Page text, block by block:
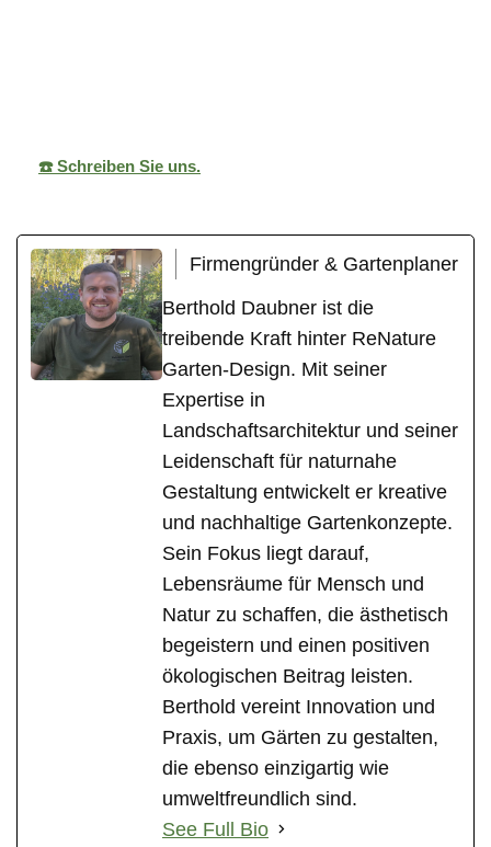
☎️ Schreiben Sie uns.
Firmengründer & Gartenplaner
Berthold Daubner ist die
treibende Kraft hinter ReNature
Garten-Design. Mit seiner
Expertise in
Landschaftsarchitektur und seiner
Leidenschaft für naturnahe
Gestaltung entwickelt er kreative
und nachhaltige Gartenkonzepte.
Sein Fokus liegt darauf,
Lebensräume für Mensch und
Natur zu schaffen, die ästhetisch
begeistern und einen positiven
ökologischen Beitrag leisten.
Berthold vereint Innovation und
Praxis, um Gärten zu gestalten,
die ebenso einzigartig wie
umweltfreundlich sind.
See Full Bio